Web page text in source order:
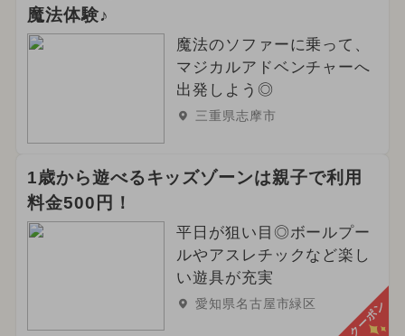
魔法体験♪
魔法のソファーに乗って、
マジカルアドベンチャーへ
出発しよう◎
三重県志摩市
1歳から遊べるキッズゾーンは親子で利用
料金500円！
平日が狙い目◎ボールプー
ルやアスレチックなど楽し
い遊具が充実
愛知県名古屋市緑区 クーポン